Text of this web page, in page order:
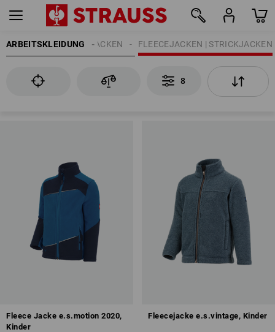
ARBEITSKLEIDUNG FLEECEJACKEN | STRICKJACKEN
JACKEN
KINDER
8
Fleece Jacke e.s.motion 2020,
Kinder
Fleecejacke e.s.vintage, Kinder